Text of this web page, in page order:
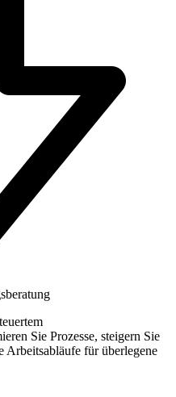
Sie Prozesse, steigern Sie
Arbeitsabläufe für überlegene